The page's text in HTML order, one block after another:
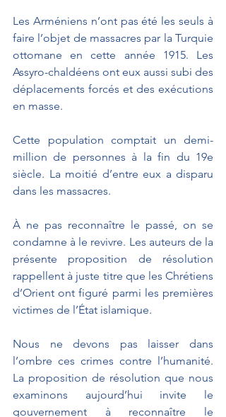
Les Arméniens n’ont pas été les seuls à
faire l’objet de massacres par la Turquie
ottomane en cette année 1915. Les
Assyro-chaldéens ont eux aussi subi des
déplacements forcés et des exécutions
en masse.
Cette population comptait un demi-
million de personnes à la fin du 19e
siècle. La moitié d’entre eux a disparu
dans les massacres.
À ne pas reconnaître le passé, on se
condamne à le revivre. Les auteurs de la
présente proposition de résolution
rappellent à juste titre que les Chrétiens
d’Orient ont figuré parmi les premières
victimes de l’État islamique.
Nous ne devons pas laisser dans
l’ombre ces crimes contre l’humanité.
La proposition de résolution que nous
examinons aujourd’hui invite le
gouvernement à reconnaître le